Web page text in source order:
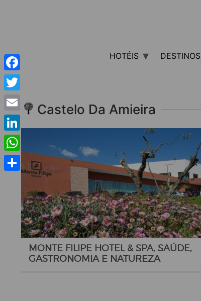
HOTÉIS DESTINOS
Castelo Da Amieira
MONTE FILIPE HOTEL & SPA, SAÚDE,
GASTRONOMIA E NATUREZA
Facebook
Twitter
Email
LinkedIn
WhatsApp